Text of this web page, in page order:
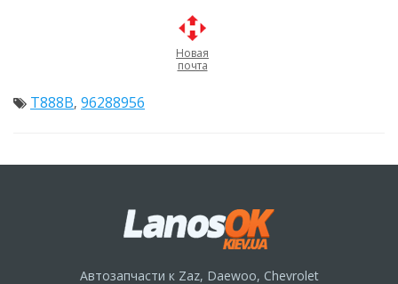
Новая
почта
T888B, 96288956
Автозапчасти к Zaz, Daewoo, Chevrolet